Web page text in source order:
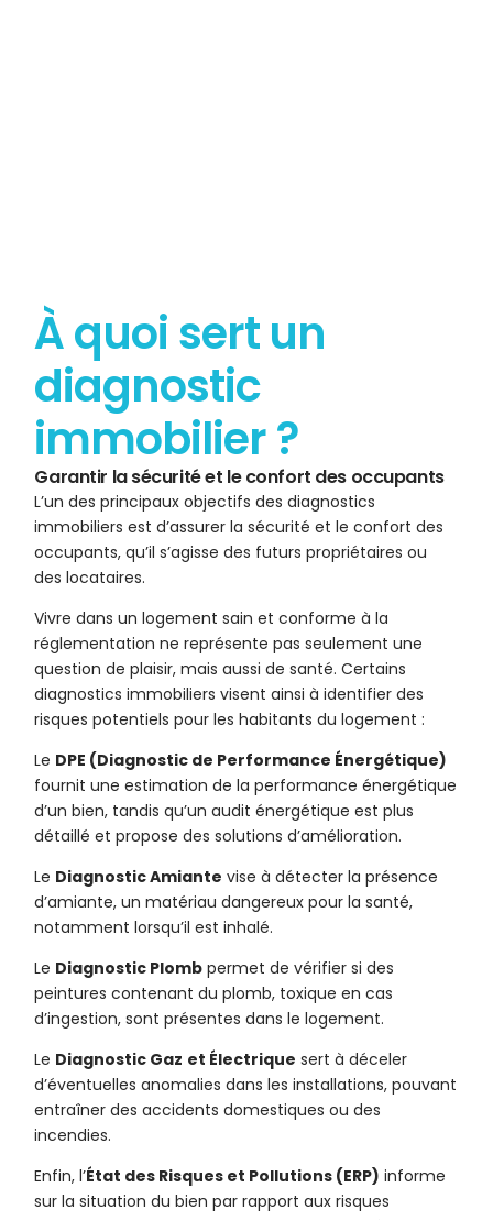
À quoi sert un
diagnostic
immobilier ?
Garantir la sécurité et le confort des occupants
L’un des principaux objectifs des diagnostics
immobiliers est d’assurer la sécurité et le confort des
occupants, qu’il s’agisse des futurs propriétaires ou
des locataires.
Vivre dans un logement sain et conforme à la
réglementation ne représente pas seulement une
question de plaisir, mais aussi de santé. Certains
diagnostics immobiliers visent ainsi à identifier des
risques potentiels pour les habitants du logement :
Le DPE (Diagnostic de Performance Énergétique)
fournit une estimation de la performance énergétique
d’un bien, tandis qu’un audit énergétique est plus
détaillé et propose des solutions d’amélioration.
Le Diagnostic Amiante vise à détecter la présence
d’amiante, un matériau dangereux pour la santé,
notamment lorsqu’il est inhalé.
Le Diagnostic Plomb permet de vérifier si des
peintures contenant du plomb, toxique en cas
d’ingestion, sont présentes dans le logement.
Le Diagnostic Gaz et Électrique sert à déceler
d’éventuelles anomalies dans les installations, pouvant
entraîner des accidents domestiques ou des
incendies.
Enfin, l’État des Risques et Pollutions (ERP) informe
sur la situation du bien par rapport aux risques